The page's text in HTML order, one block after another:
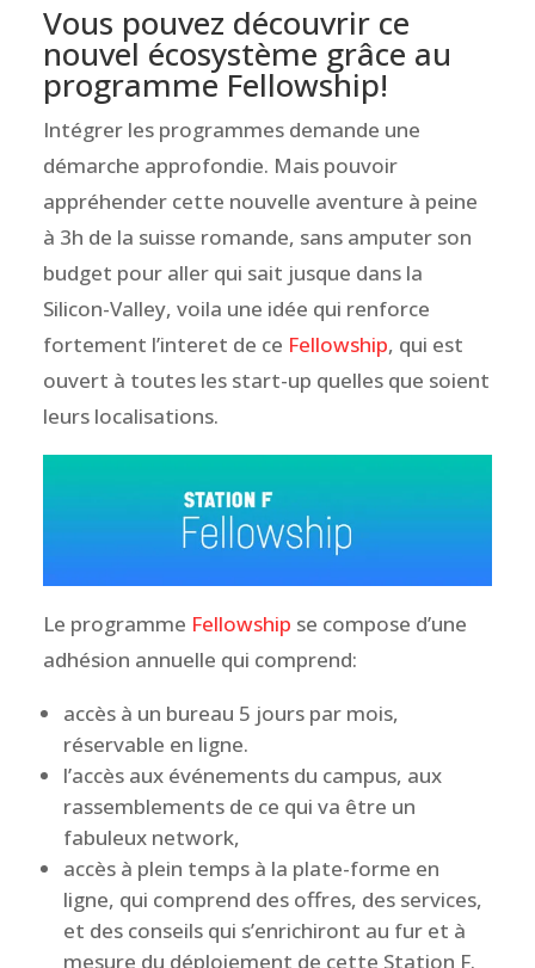
Vous pouvez découvrir ce
nouvel écosystème grâce au
programme Fellowship!
Intégrer les programmes demande une
démarche approfondie. Mais pouvoir
appréhender cette nouvelle aventure à peine
à 3h de la suisse romande, sans amputer son
budget pour aller qui sait jusque dans la
Silicon-Valley, voila une idée qui renforce
fortement l’interet de ce Fellowship, qui est
ouvert à toutes les start-up quelles que soient
leurs localisations.
Le programme Fellowship se compose d’une
adhésion annuelle qui comprend:
accès à un bureau 5 jours par mois,
réservable en ligne.
l’accès aux événements du campus, aux
rassemblements de ce qui va être un
fabuleux network,
accès à plein temps à la plate-forme en
ligne, qui comprend des offres, des services,
et des conseils qui s’enrichiront au fur et à
mesure du déploiement de cette Station F.